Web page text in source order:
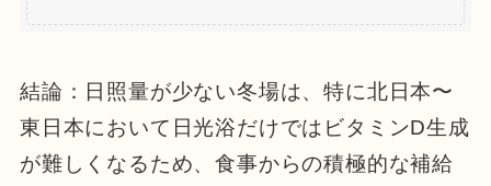
結論：日照量が少ない冬場は、特に北日本〜
東日本において日光浴だけではビタミンD生成
が難しくなるため、食事からの積極的な補給